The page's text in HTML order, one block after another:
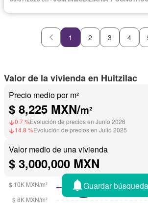
Sin amueblar
1 2 3 4
Valor de la vivienda en Huitzilac
Precio medio por m²
$ 8,225 MXN/m²
0.7 %Evolución de precios en Junio 2026
14.8 %Evolución de precios en Julio 2025
Valor medio de una vivienda
$ 3,000,000 MXN
Guardar búsqueda